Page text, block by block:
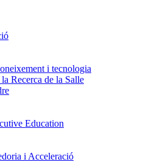
i tecnologia
Recerca de la Salle
Education
i Acceleració